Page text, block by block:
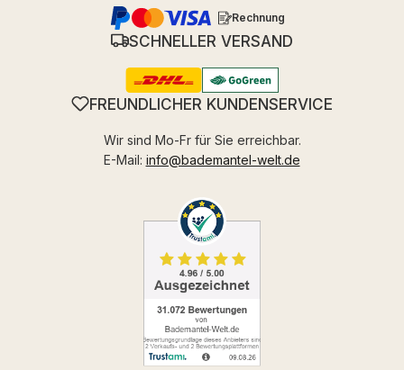
Rechnung
SCHNELLER VERSAND
FREUNDLICHER KUNDENSERVICE
Wir sind Mo-Fr für Sie erreichbar.
E-Mail: info@bademantel-welt.de